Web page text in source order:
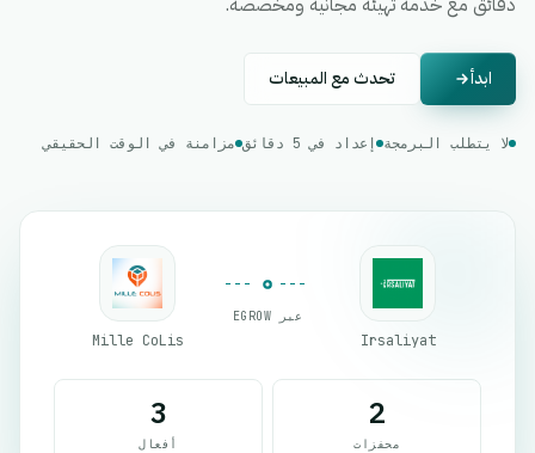
ابدأ تحدث مع المبيعات
لا يتطلب البرمجة إعداد في 5 دقائق مزامنة في الوقت الحقيقي
Irsaliyat
عبر EGROW
Mille CoLis
2
محفزات
3
أفعال